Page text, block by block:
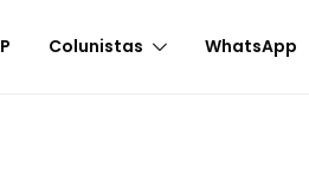
Colunistas WhatsApp